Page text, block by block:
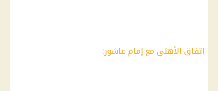
اتفاق الأهلي مع إمام عاشور: